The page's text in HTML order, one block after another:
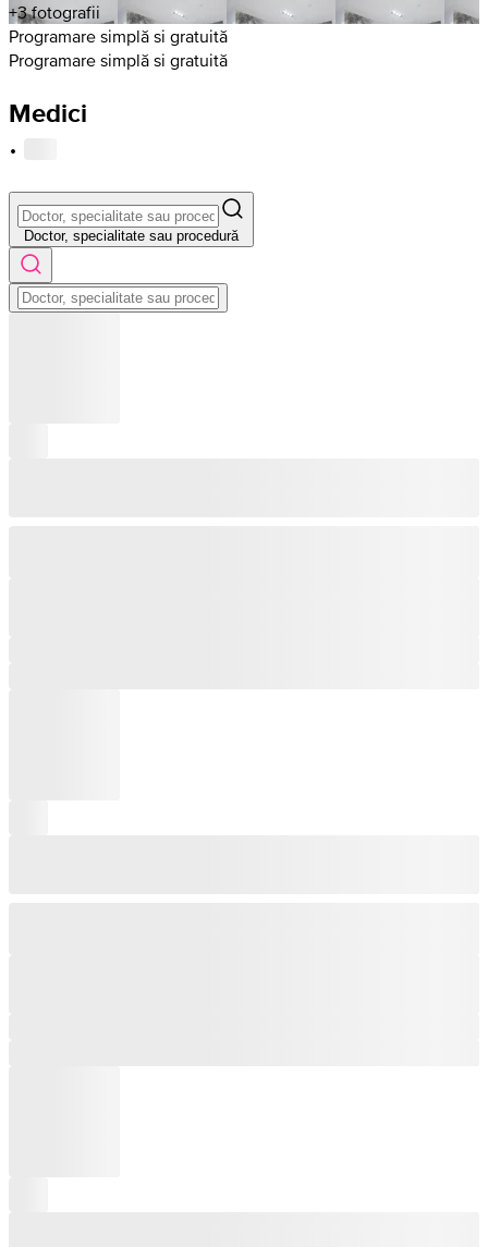
+3 fotografii
Programare simplă si gratuită
Programare simplă si gratuită
Medici
·
Doctor, specialitate sau procedură